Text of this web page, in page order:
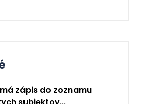
zápis do zoznamu